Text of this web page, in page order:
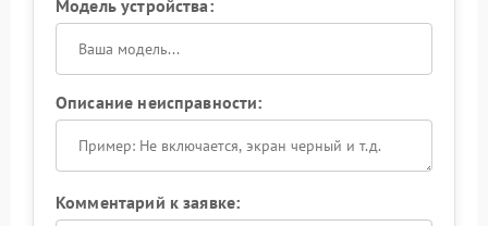
Модель устройства:
Описание неисправности:
Комментарий к заявке: